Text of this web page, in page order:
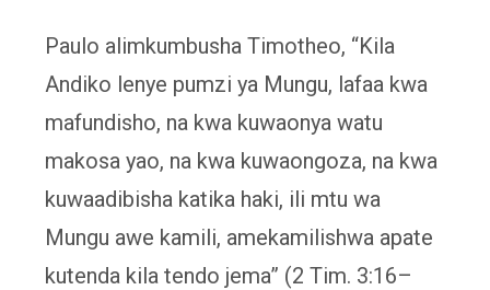
Paulo alimkumbusha Timotheo, “Kila
Andiko lenye pumzi ya Mungu, lafaa kwa
mafundisho, na kwa kuwaonya watu
makosa yao, na kwa kuwaongoza, na kwa
kuwaadibisha katika haki, ili mtu wa
Mungu awe kamili, amekamilishwa apate
kutenda kila tendo jema” (2 Tim. 3:16–